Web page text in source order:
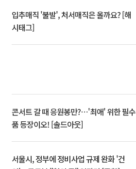
입추매직 '불발', 처서매직은 올까요? [해
시태그]
콘서트 갈 때 응원봉만?⋯'최애' 위한 필수
품 등장이오! [솔드아웃]
서울시, 정부에 정비사업 규제 완화 '건